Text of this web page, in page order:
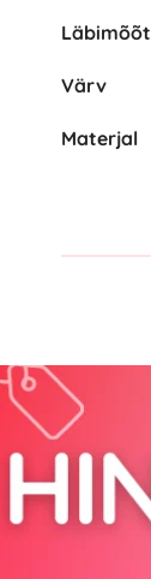
Läbimõõt
Värv
Materjal